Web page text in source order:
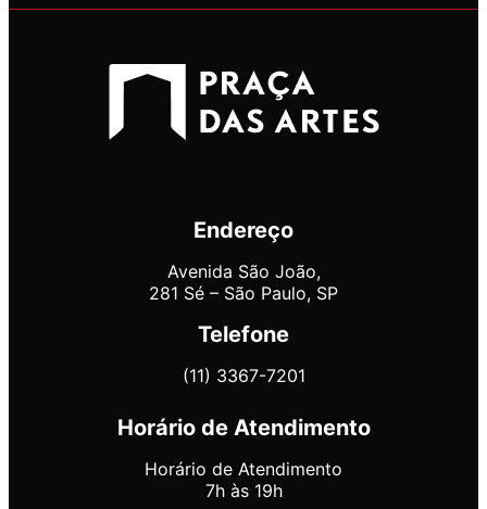
Endereço
Avenida São João,
281 Sé – São Paulo, SP
Telefone
(11) 3367-7201
Horário de Atendimento
Horário de Atendimento
7h às 19h